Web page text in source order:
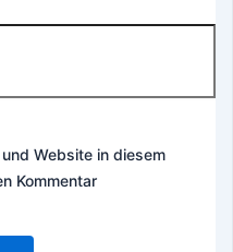
Website in diesem
Kommentar